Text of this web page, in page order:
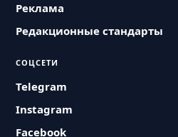
Реклама
Редакционные стандарты
СОЦСЕТИ
Telegram
Instagram
Facebook